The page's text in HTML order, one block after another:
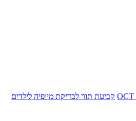
קביעת תור לבדיקת מיופיה לילדים